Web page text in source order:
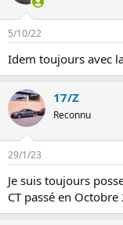
5/10/22
Idem toujours avec
17/Z
Reconnu
29/1/23
Je suis toujours
CT passé en Octobre